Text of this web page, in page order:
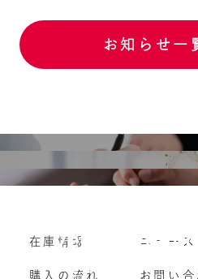
お知らせ一
購入の流れ
よくいただくご質問
Vehicle
車両買い取り
在庫情報
購入の流れ
ニュース
お問い合